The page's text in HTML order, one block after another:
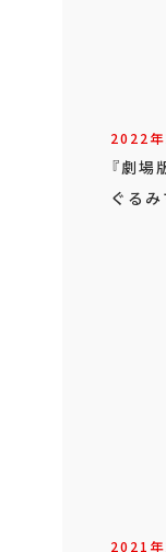
2022年
『劇
ぐる
2021年